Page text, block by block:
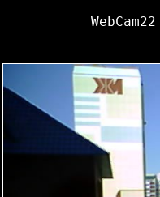
WebCam22